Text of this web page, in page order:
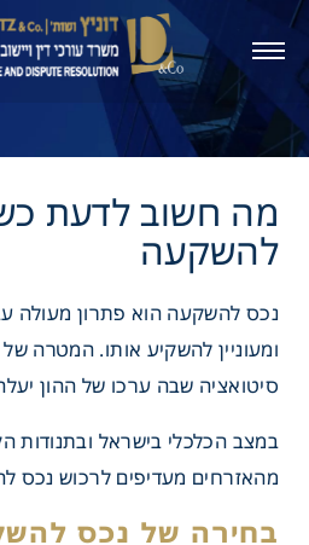
לדעת
נכס להשקעה הוא פתרון מעולה
ומעוניין להשקיע אותו. המטרה
סיטואציה שבה ערכו של ההון
במצב הכלכלי בישראל ובתנודות
מהאזרחים מעדיפים לרכוש נכס